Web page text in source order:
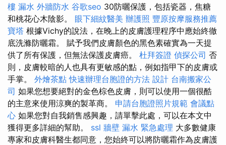
樓 漏水 外牆防水 谷歌seo 30防曬保護，包括瓷器，焦糖
和桃花心木陰影。 眼下細紋醫美 辦護照 豐原按摩服務推薦
寶塔 根據Vichy的說法，在晚上的皮膚護理程序中應始終徹
底洗滌防曬霜。 賦予我們皮膚顏色的黑色素確實為一天提
供了所有保護，但無法保護皮膚癌。 杜拜簽證 偵探公司 否
則，皮膚較暗的人也具有更敏感的點，例如指甲下的皮膚或
手掌。 外燴茶點 快速辦理台胞證的方法 設計 台南搬家公
司 如果您想要絕對的金色棕色皮膚，則可以使用一個很酷
的主意來使用涼爽的製革商。 申請台胞證照片規範 會議點
心 如果您對自我銷售感興趣，請單擊此處，可以在本文中
獲得更多詳細的幫助。 ssl 牆壁 漏水 緊急處理 大多數健康
專家和皮膚科醫生都同意，您始終可以將防曬霜作為皮膚護